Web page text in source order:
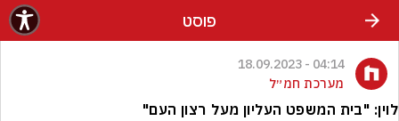
פוסט
04:14 - 18.09.2023
מערכת חמ״ל
לוין: "בית המשפט העליון מעל רצון העם"